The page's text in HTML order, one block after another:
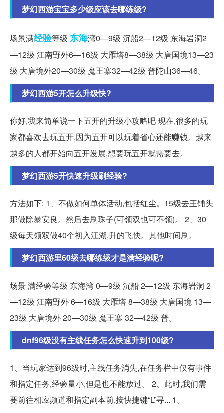
梦幻西游宝宝多少级应该去哪练级?
场景满经验等级 东海湾0—9级 沉船2—12级 东海岩洞2
—12级 江南野外6—16级 大雁塔8—38级 大唐国境13—23
级 大唐境外20—30级 魔王寨32—42级 普陀山36—46。
梦幻西游5开怎么升级快?
你好,我来简单说一下五开的升级小攻略吧 现在,很多的玩
家都喜欢去玩五开,因为五开可以玩着省心还能赚钱。越来
越多的人都开始向五开发展,想要玩五开就需要去。
梦幻西游5开快速升级刷经验?
方法如下: 1、不做如何单体活动,包括红尘。15级去王铺头
那做除暴安良。然后去刷珠子(可领双也可不领)。 2、30
级每天领双做40个初入江湖,升的飞快。其他时间刷。
梦幻西游里60级去哪练级才是满经验呢?
场景 满经验等级 东海湾 0—9级 沉船 2—12级 东海岩洞 2
—12级 江南野外 6—16级 大雁塔 8—38级 大唐国境 13—
23级 大唐境外 20—30级 魔王寨 32—42级 普。
dnf96级没有主线任务怎么快速升到100级?
1、当玩家达到96级时,主线任务消失,在任务栏中仅有事件
和指定任务,经验量小,但是也不能放过。 2、此时,我们需
要前往相应频道和指定副本前,按快捷键“L”寻... 1。